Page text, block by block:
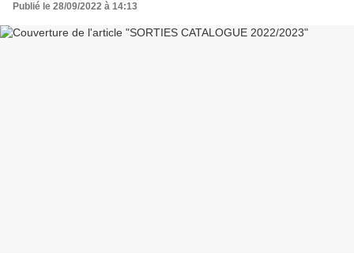
Publié le 28/09/2022 à 14:13